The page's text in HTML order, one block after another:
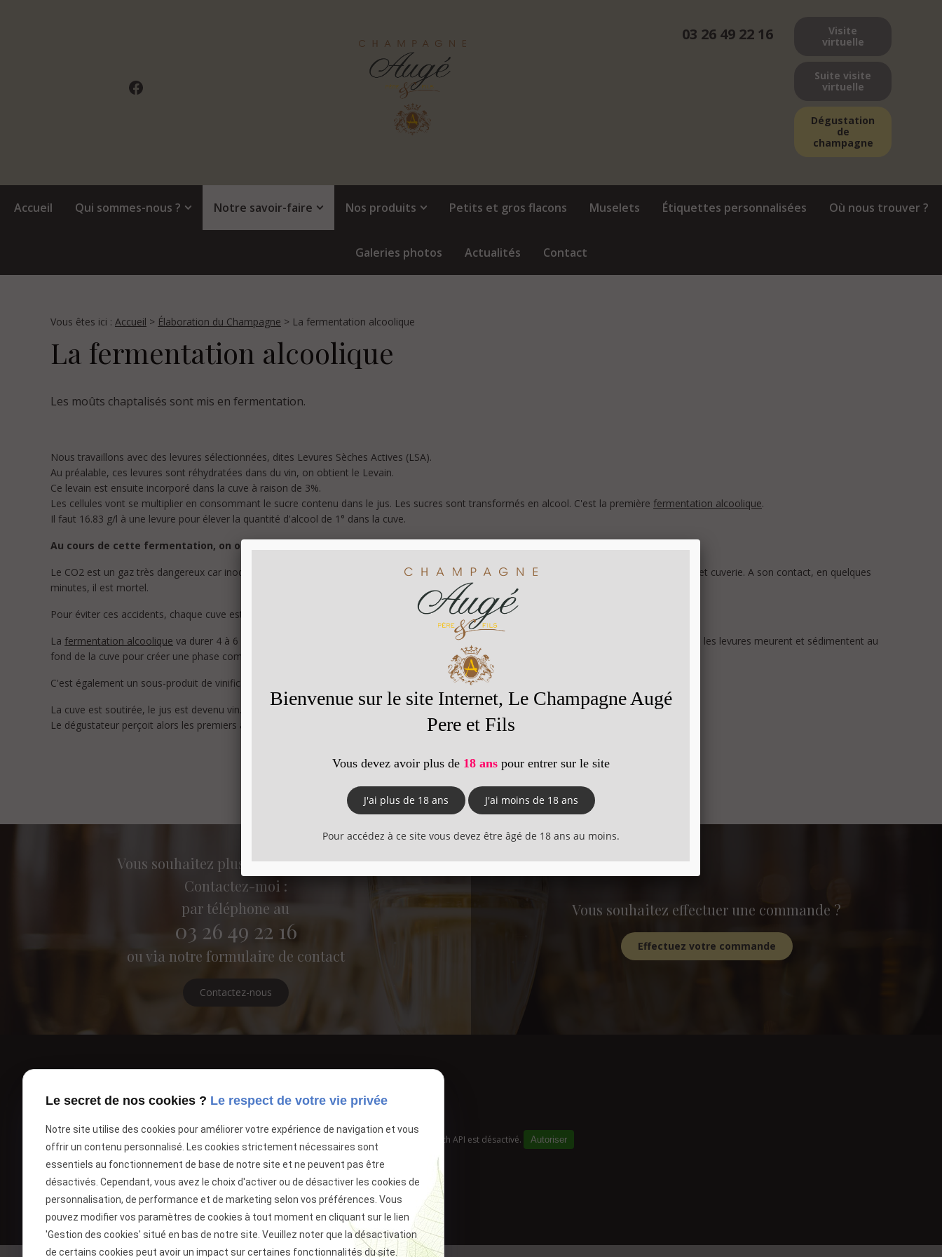
03 26 49 22 16
Visite
virtuelle
Suite visite
virtuelle
Dégustation
de
champagne
Accueil Qui sommes-nous ? Notre savoir-faire Nos produits Petits et gros flacons Muselets Étiquettes personnalisées Où nous trouver ?
Galeries photos Actualités Contact
Vous êtes ici : Accueil > Élaboration du Champagne > La fermentation alcoolique
La fermentation alcoolique
Les moûts chaptalisés sont mis en fermentation.
Nous travaillons avec des levures sélectionnées, dites Levures Sèches Actives (LSA).
Au préalable, ces levures sont réhydratées dans du vin, on obtient le Levain.
Ce levain est ensuite incorporé dans la cuve à raison de 3%.
Les cellules vont se multiplier en consommant le sucre contenu dans le jus. Les sucres sont transformés en alcool. C'est la première fermentation alcoolique.
Il faut 16.83 g/l à une levure pour élever la quantité d'alcool de 1° dans la cuve.
Au cours de cette fermentation, on obtient également un gaz, le CO2.
Le CO2 est un gaz très dangereux car inodore, incolore et plus dense que l'air. Il crée des nappes et stagne à hauteur d'homme dans les cuves et cuverie. A son contact, en quelques
minutes, il est mortel.
Pour éviter ces accidents, chaque cuve est branchée sur un extracteur qui achemine le gaz à l'extérieur de la cuverie.
La fermentation alcoolique va durer 4 à 6 semaines à une température contrôlée de l'ordre de 18°C. Lorsque tous les sucres sont consommés, les levures meurent et sédimentent au
fond de la cuve pour créer une phase compacte appelée : « lies fermentaires ».
C'est également un sous-produit de vinification, les lies fermentaires sont envoyées en distillerie.
La cuve est soutirée, le jus est devenu vin.
Le dégustateur perçoit alors les premiers arômes, et sait déjà si la qualité est au rendez-vous.
Consultez également :
Les vendanges Le débourbage L'assemblage
Vous souhaitez plus d'informations ?
Contactez-moi :
par téléphone au
03 26 49 22 16
ou via notre formulaire de contact
Contactez-nous
Vous souhaitez effectuer une commande ?
Effectuez votre commande
Google Maps Search API est désactivé. Autoriser
Le secret de nos cookies ? Le respect de votre vie privée
Notre site utilise des cookies pour améliorer votre expérience de navigation et vous
offrir un contenu personnalisé. Les cookies strictement nécessaires sont
essentiels au fonctionnement de base de notre site et ne peuvent pas être
désactivés. Cependant, vous avez le choix d'activer ou de désactiver les cookies de
personnalisation, de performance et de marketing selon vos préférences. Vous
pouvez modifier vos paramètres de cookies à tout moment en cliquant sur le lien
'Gestion des cookies' situé en bas de notre site. Veuillez noter que la désactivation
de certains cookies peut avoir un impact sur certaines fonctionnalités du site.